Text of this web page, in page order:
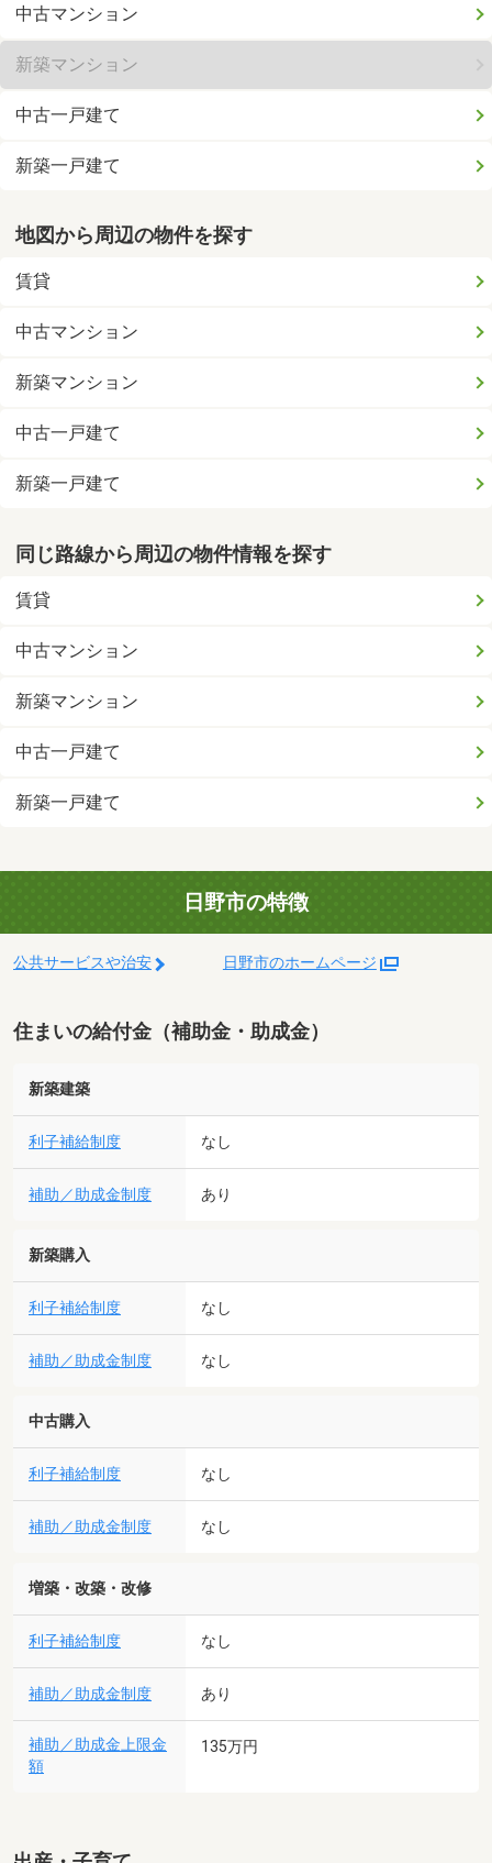
中古マンション
新築マンション
中古一戸建て
新築一戸建て
地図から周辺の物件を探す
賃貸
中古マンション
新築マンション
中古一戸建て
新築一戸建て
同じ路線から周辺の物件情報を探す
賃貸
中古マンション
新築マンション
中古一戸建て
新築一戸建て
日野市の特徴
公共サービスや治安 日野市のホームページ
住まいの給付金（補助金・助成金）
新築建築
利子補給制度 なし
補助／助成金制度 あり
新築購入
利子補給制度 なし
補助／助成金制度 なし
中古購入
利子補給制度 なし
補助／助成金制度 なし
増築・改築・改修
利子補給制度 なし
補助／助成金制度 あり
補助／助成金上限金
額
135万円